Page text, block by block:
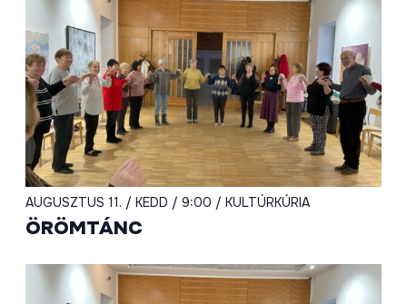
AUGUSZTUS 11. / KEDD / 9:00 / KULTÚRKÚRIA
ÖRÖMTÁNC